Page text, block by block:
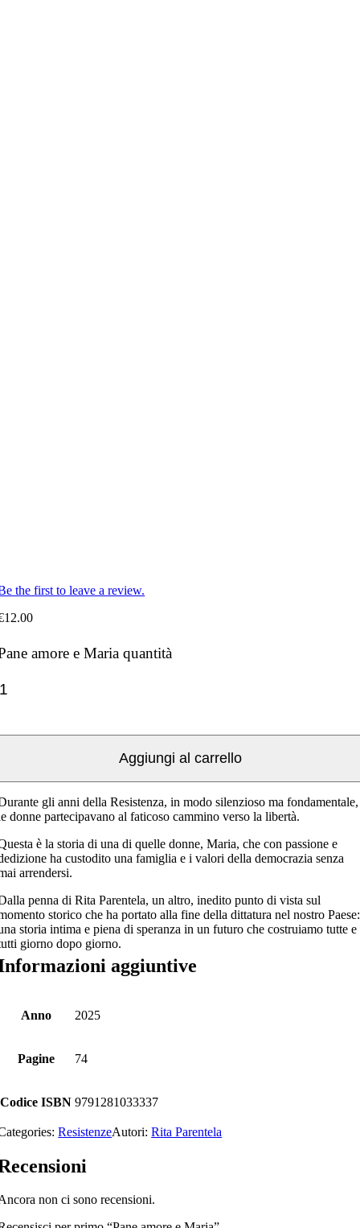
the first to leave a review.
12.00
amore e Maria quantità
Aggiungi al carrello
gli anni della Resistenza, in modo silenzioso ma fondamentale,
donne partecipavano al faticoso cammino verso la libertà.
è la storia di una di quelle donne, Maria, che con passione e
ha custodito una famiglia e i valori della democrazia senza
arrendersi.
penna di Rita Parentela, un altro, inedito punto di vista sul
storico che ha portato alla fine della dittatura nel nostro Paese:
storia intima e piena di speranza in un futuro che costruiamo tutte e
giorno dopo giorno.
aggiuntive
Anno 2025
Pagine 74
Codice ISBN 9791281033337
ResistenzeAutori:Rita Parentela
non ci sono recensioni.